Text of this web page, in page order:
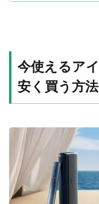
今使えるア
安く買う方法